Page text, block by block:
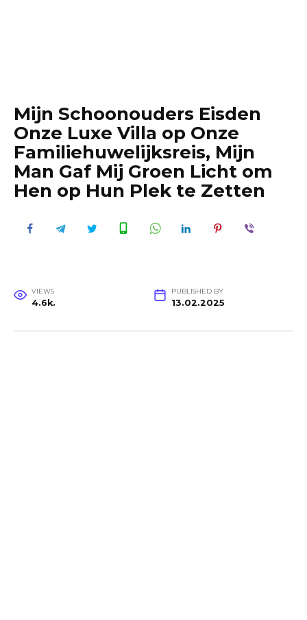
Mijn Schoonouders Eisden
Onze Luxe Villa op Onze
Familiehuwelijksreis, Mijn
Man Gaf Mij Groen Licht om
Hen op Hun Plek te Zetten
VIEWS
4.6k.
PUBLISHED BY
13.02.2025